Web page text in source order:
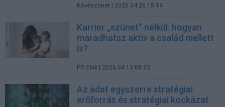
Kávészünet | 2026.04.26 15:14
Karrier „szünet” nélkül: hogyan
maradhatsz aktív a család mellett
is?
PR Cikk | 2026.04.13 08:33
Az adat egyszerre stratégiai
erőforrás és stratégiai kockázat